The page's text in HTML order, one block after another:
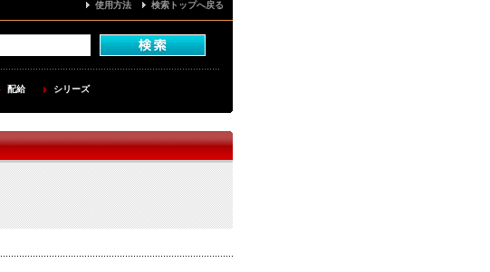
使用方法 検索トップへ戻る
配給 シリーズ